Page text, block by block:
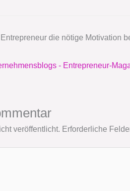
die nötige Motivation
- Entrepreneur-
veröffentlicht. Erforderliche